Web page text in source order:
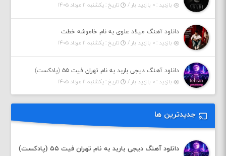
بازدید : ۰ بازدید بار /
تاریخ : یکشنبه ۱۱ مرداد ۱۴۰۵
دانلود آهنگ میلاد علوی به نام خاموشه خطت
بازدید : ۰ بازدید بار /
تاریخ : یکشنبه ۱۱ مرداد ۱۴۰۵
دانلود آهنگ دیجی باربد به نام تهران فیت ۵۵ (پادکست)
بازدید : ۰ بازدید بار /
تاریخ : یکشنبه ۱۱ مرداد ۱۴۰۵
جدیدترین ها
دانلود آهنگ دیجی باربد به نام تهران فیت ۵۵ (پادکست)